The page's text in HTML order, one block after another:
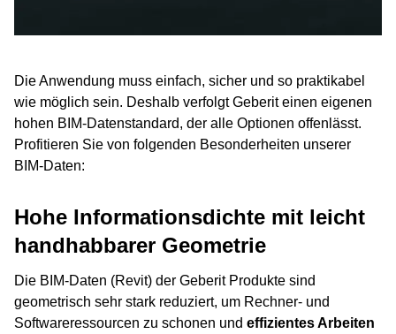
nehmen Sie bitte Kontakt mit Ihrem Geberit
auf das Kästchen „ ProPlanner Lizenz “.
Längen unterteilt werden. An den
Rohre werden automatisch die
korrekten Fittings gesetzt.
Die Anwendung muss einfach, sicher und so praktikabel
wie möglich sein. Deshalb verfolgt Geberit einen eigenen
hohen BIM-Datenstandard, der alle Optionen offenlässt.
Profitieren Sie von folgenden Besonderheiten unserer
BIM-Daten:
Hohe Informationsdichte mit leicht
handhabbarer Geometrie
Die BIM-Daten (Revit) der Geberit Produkte sind
geometrisch sehr stark reduziert, um Rechner- und
Softwareressourcen zu schonen und effizientes Arbeiten